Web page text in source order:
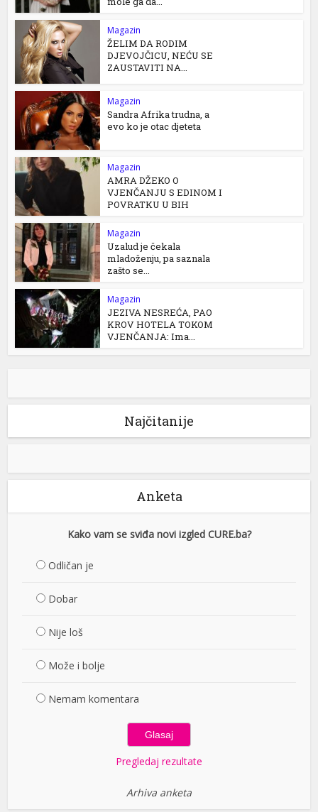
Magazin
ŽELIM DA RODIM
DJEVOJČICU, NEĆU SE
ZAUSTAVITI NA...
Magazin
Sandra Afrika trudna, a
evo ko je otac djeteta
Magazin
AMRA DŽEKO O
VJENČANJU S EDINOM I
POVRATKU U BIH
Magazin
Uzalud je čekala
mladoženju, pa saznala
zašto se...
Magazin
JEZIVA NESREĆA, PAO
KROV HOTELA TOKOM
VJENČANJA: Ima...
Najčitanije
Anketa
Kako vam se sviđa novi izgled CURE.ba?
Odličan je
Dobar
Nije loš
Može i bolje
Nemam komentara
Pregledaj rezultate
Arhiva anketa